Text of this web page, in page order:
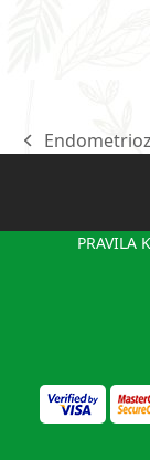
previous
PRAVILA